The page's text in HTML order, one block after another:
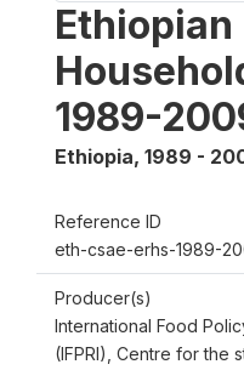
Ethiopian
1989-
Ethiopia, 1989 -
Reference ID
eth-csae-erhs-1989-
Producer(s)
International Food
(IFPRI), Centre for the